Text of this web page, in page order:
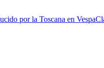
por la Toscana en Vespa